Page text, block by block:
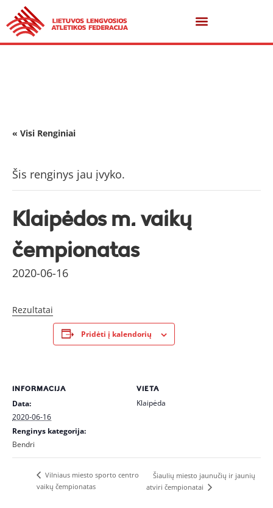
« Visi Renginiai
Šis renginys jau įvyko.
Klaipėdos m. vaikų
čempionatas
2020-06-16
Rezultatai
Pridėti į kalendorių
INFORMACIJA
Data:
2020-06-16
Renginys kategorija:
Bendri
VIETA
Klaipėda
Vilniaus miesto sporto centro
vaikų čempionatas
Šiaulių miesto jaunučių ir jaunių
atviri čempionatai